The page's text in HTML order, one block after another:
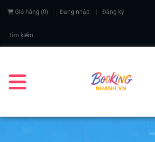
Giỏ hàng (0) Đăng nhập Đăng ký